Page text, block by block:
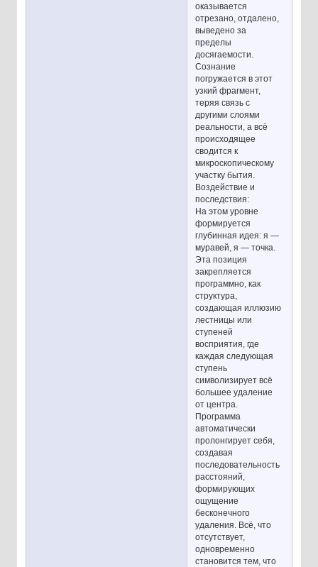
оказывается
отрезано, отдалено,
выведено за
пределы
досягаемости.
Сознание
погружается в этот
узкий фрагмент,
теряя связь с
другими слоями
реальности, а всё
происходящее
сводится к
микроскопическому
участку бытия.
Воздействие и
последствия:
На этом уровне
формируется
глубинная идея: я —
муравей, я — точка.
Эта позиция
закрепляется
программно, как
структура,
создающая иллюзию
лестницы или
ступеней
восприятия, где
каждая следующая
ступень
символизирует всё
большее удаление
от центра.
Программа
автоматически
пролонгирует себя,
создавая
последовательность
расстояний,
формирующих
ощущение
бесконечного
удаления. Всё, что
отсутствует,
одновременно
становится тем, что